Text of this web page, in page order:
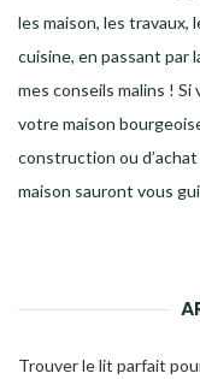
les maison, les travaux,
cuisine, en passant par
mes conseils malins !
votre maison
construction ou
maison sauront vous
Trouver le lit parfait